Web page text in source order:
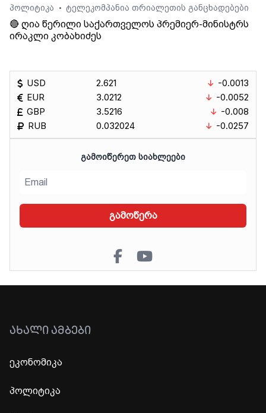
პოლიტიკა
• ტელეკომპანია თრიალეთის განცხადებები
🔴 ღია წერილი საქართველოს პრემიერ-მინისტრს
ირაკლი კობახიძეს
USD
EUR
GBP
RUB
2.621
3.0212
3.5216
0.032024
-0.0013
-0.0052
-0.008
-0.0257
ᲒᲐᲛᲝᲘᲬᲔᲠᲔᲗ ᲡᲘᲐᲮᲚᲔᲔᲑᲘ
გამოწერა
ᲐᲮᲐᲚᲘ ᲐᲛᲑᲔᲑᲘ
ეკონომიკა
პოლიტიკა